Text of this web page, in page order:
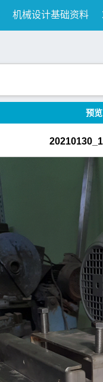
机械设计基础资料
预